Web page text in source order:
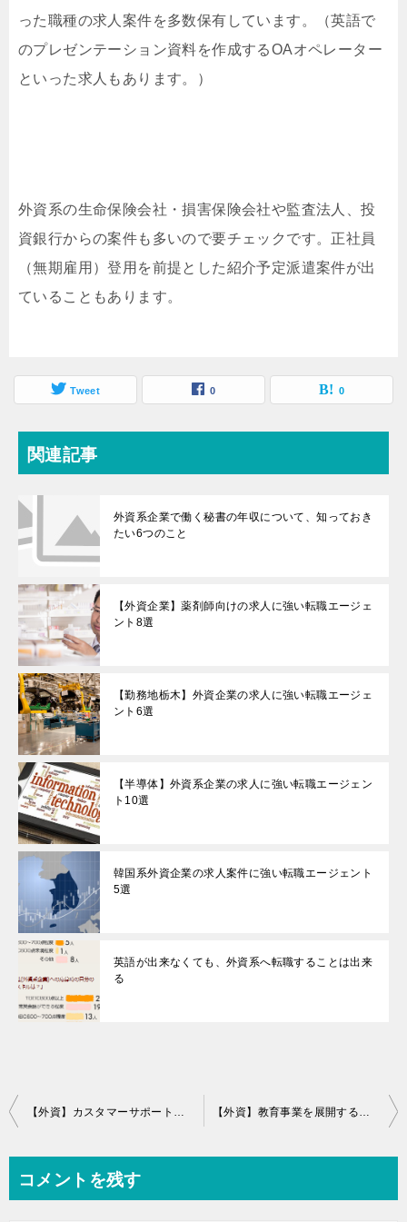
った職種の求人案件を多数保有しています。（英語で
のプレゼンテーション資料を作成するOAオペレーター
といった求人もあります。）
外資系の生命保険会社・損害保険会社や監査法人、投
資銀行からの案件も多いので要チェックです。正社員
（無期雇用）登用を前提とした紹介予定派遣案件が出
ていることもあります。
Tweet 0 0
関連記事
外資系企業で働く秘書の年収について、知っておき
たい6つのこと
【外資企業】薬剤師向けの求人に強い転職エージェ
ント8選
【勤務地栃木】外資企業の求人に強い転職エージェ
ント6選
【半導体】外資系企業の求人に強い転職エージェン
ト10選
韓国系外資企業の求人案件に強い転職エージェント
5選
英語が出来なくても、外資系へ転職することは出来
る
投
ビ
【外資】カスタマーサポート職の求人に強い転職会社6選 【外資】教育事業を展開する会社の求人を扱う転職会社4選
コメントを残す